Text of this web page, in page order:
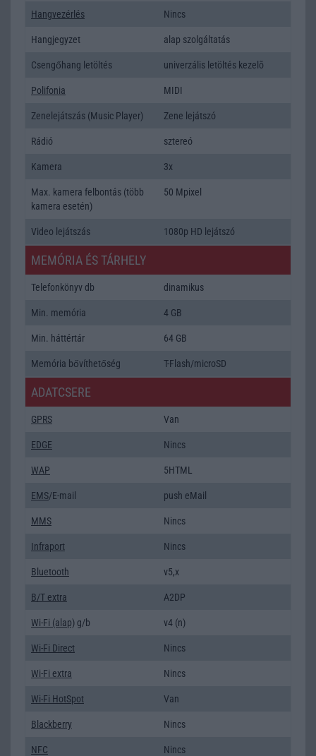
Hangvezérlés Nincs
Hangjegyzet alap szolgáltatás
Csengőhang letöltés univerzális letöltés kezelõ
Polifonia MIDI
Zenelejátszás (Music Player) Zene lejátszó
Rádió sztereó
Kamera 3x
Max. kamera felbontás (több
kamera esetén)
50 Mpixel
Video lejátszás 1080p HD lejátszó
MEMÓRIA ÉS TÁRHELY
Telefonkönyv db dinamikus
Min. memória 4 GB
Min. háttértár 64 GB
Memória bővíthetőség T-Flash/microSD
ADATCSERE
GPRS Van
EDGE Nincs
WAP 5HTML
EMS/E-mail push eMail
MMS Nincs
Infraport Nincs
Bluetooth v5,x
B/T extra A2DP
Wi-Fi (alap) g/b v4 (n)
Wi-Fi Direct Nincs
Wi-Fi extra Nincs
Wi-Fi HotSpot Van
Blackberry Nincs
NFC Nincs